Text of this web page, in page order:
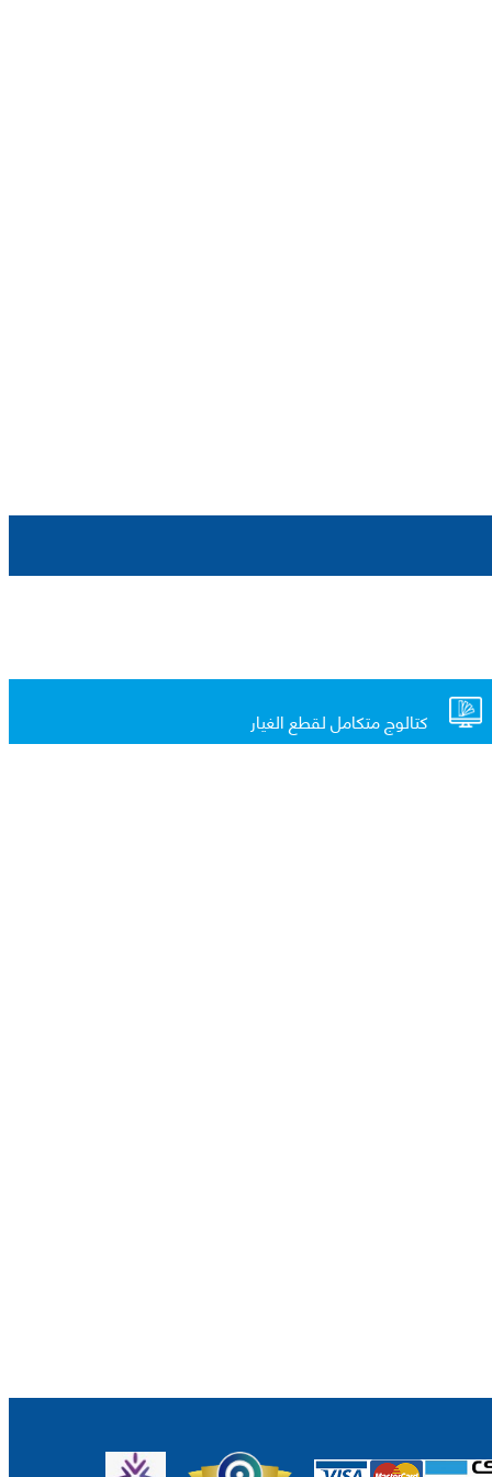
كتالوج متكامل لقطع الغيار